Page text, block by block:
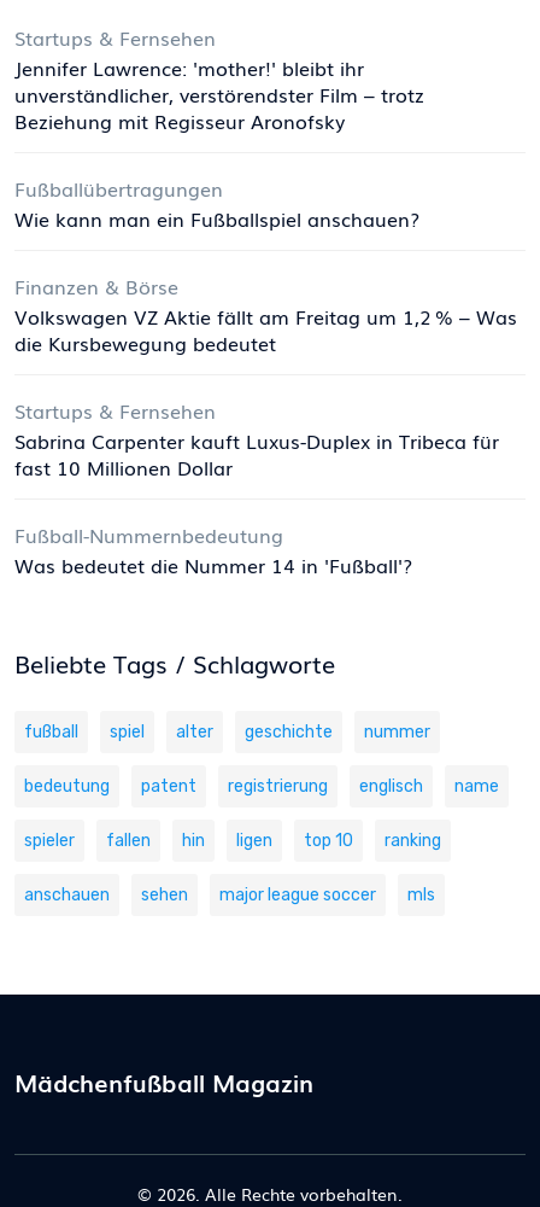
Startups & Fernsehen
Jennifer Lawrence: 'mother!' bleibt ihr
unverständlicher, verstörendster Film – trotz
Beziehung mit Regisseur Aronofsky
Fußballübertragungen
Wie kann man ein Fußballspiel anschauen?
Finanzen & Börse
Volkswagen VZ Aktie fällt am Freitag um 1,2 % – Was
die Kursbewegung bedeutet
Startups & Fernsehen
Sabrina Carpenter kauft Luxus-Duplex in Tribeca für
fast 10 Millionen Dollar
Fußball-Nummernbedeutung
Was bedeutet die Nummer 14 in 'Fußball'?
Beliebte Tags / Schlagworte
fußball spiel alter geschichte nummer
bedeutung patent registrierung englisch name
spieler fallen hin ligen top 10 ranking
anschauen sehen major league soccer mls
Mädchenfußball Magazin
© 2026. Alle Rechte vorbehalten.